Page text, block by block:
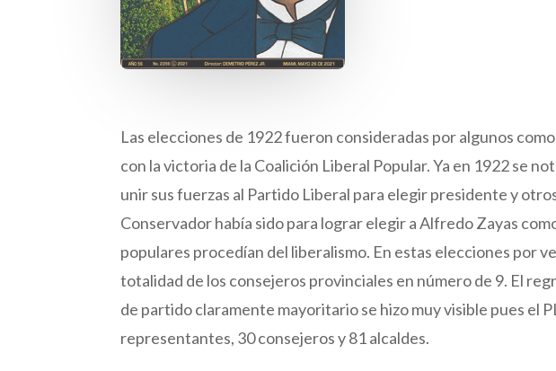
Las elecciones de 1922 fueron consideradas por algunos
con la victoria de la Coalición Liberal Popular. Ya en 1922 se
unir sus fuerzas al Partido Liberal para elegir presidente y
Conservador había sido para lograr elegir a Alfredo Zayas
populares procedían del liberalismo. En estas elecciones por
totalidad de los consejeros provinciales en número de 9. El
de partido claramente mayoritario se hizo muy visible pues el
representantes, 30 consejeros y 81 alcaldes.